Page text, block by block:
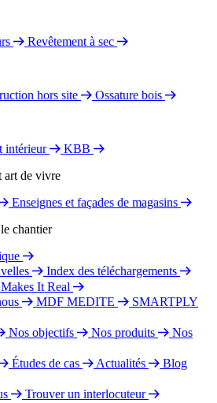
Revêtement à sec
hors site
Ossature bois
intérieur
KBB
art de vivre
Enseignes et façades de magasins
chantier
Index des téléchargements
It Real
MDF MEDITE
SMARTPLY
Nos objectifs Nos produits
Nos
Études de cas Actualités
Blog
Trouver un interlocuteur